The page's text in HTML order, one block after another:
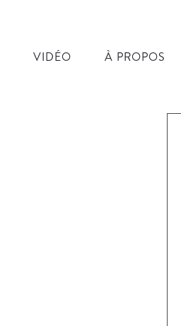
VIDÉO À PROPOS